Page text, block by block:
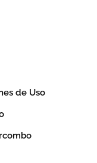
de Uso